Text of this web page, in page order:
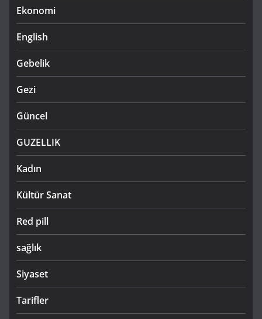
Ekonomi
English
Gebelik
Gezi
Güncel
GUZELLIK
Kadın
Kültür Sanat
Red pill
sağlık
Siyaset
Tarifler